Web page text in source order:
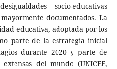
socio-educativas
documentados. La
educativa, adoptada por los
parte de la estrategia inicial
durante 2020 y parte de
del mundo (UNICEF,